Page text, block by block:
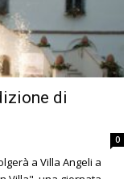
di
0
a Villa Angeli a